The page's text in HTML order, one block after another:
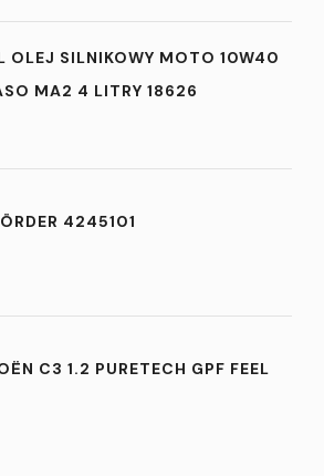
OLEJ SILNIKOWY MOTO 10W40
MA2 4 LITRY 18626
4245101
C3 1.2 PURETECH GPF FEEL